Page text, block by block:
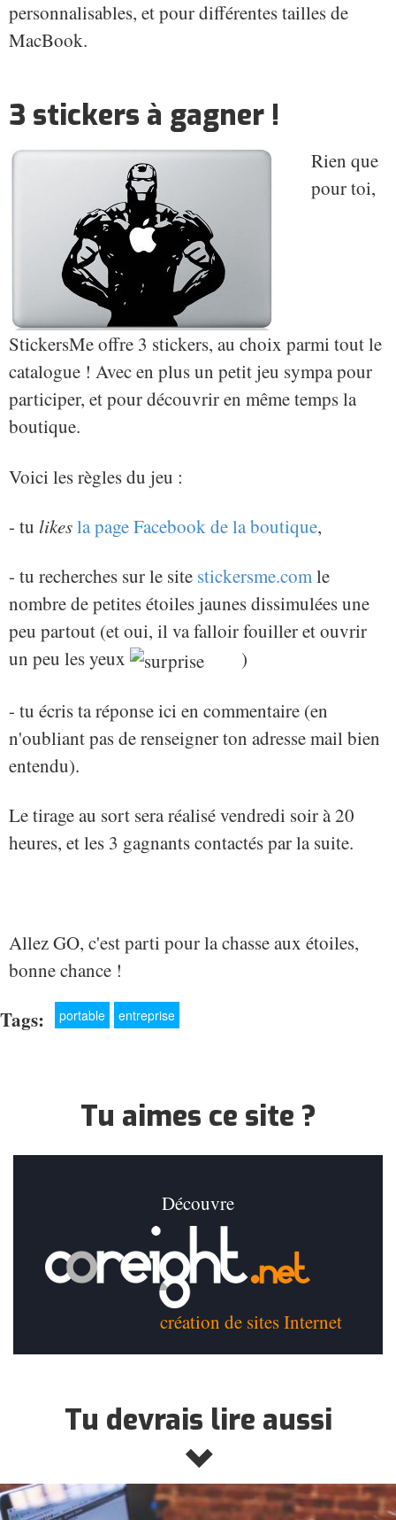
personnalisables, et pour différentes tailles de
MacBook.
3 stickers à gagner !
Rien que
pour toi,
StickersMe offre 3 stickers, au choix parmi tout le
catalogue ! Avec en plus un petit jeu sympa pour
participer, et pour découvrir en même temps la
boutique.
Voici les règles du jeu :
- tu likesla page Facebook de la boutique,
- tu recherches sur le site stickersme.comle
nombre de petites étoiles jaunes dissimulées une
peu partout (et oui, il va falloir fouiller et ouvrir
un peu les yeux
)
- tu écris ta réponse ici en commentaire (en
n'oubliant pas de renseigner ton adresse mail bien
entendu).
Le tirage au sort sera réalisé vendredi soir à 20
heures, et les 3 gagnants contactés par la suite.
Allez GO, c'est parti pour la chasse aux étoiles,
bonne chance !
Tags: portable entreprise
Tu aimes ce site ?
Découvre
création de sites Internet
Tu devrais lire aussi